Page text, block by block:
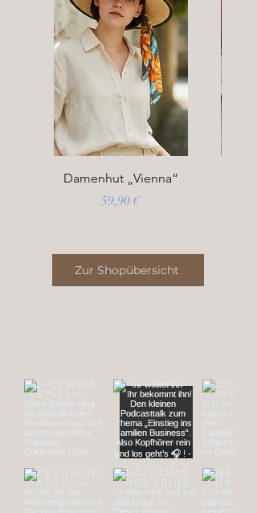
Damenhut „Vienna“
Preis
59,90 €
Zur Shopübersicht